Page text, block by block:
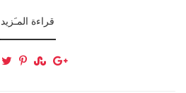
قراءة المـَزيد